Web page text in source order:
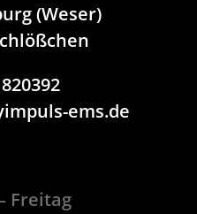
(Weser)
ems.de
Freitag